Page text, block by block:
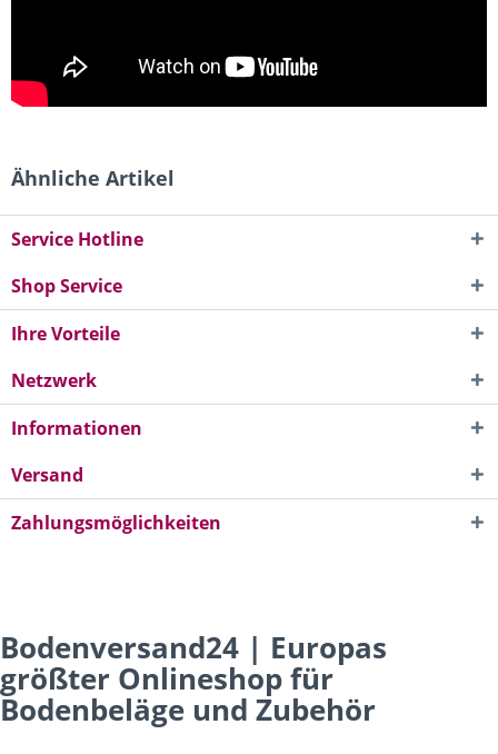
Ähnliche Artikel
Service Hotline
Shop Service
Ihre Vorteile
Netzwerk
Informationen
Versand
Zahlungsmöglichkeiten
Bodenversand24 | Europas
größter Onlineshop für
Bodenbeläge und Zubehör